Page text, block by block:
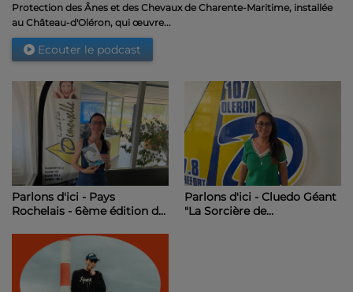
Protection des Ânes et des Chevaux de Charente-Maritime, installée
au Château-d'Oléron, qui œuvre...
Ecouter le podcast
Parlons d'ici - Pays
Rochelais - 6ème édition du
Parlons d'ici - Cluedo Géant
"La Sorcière de